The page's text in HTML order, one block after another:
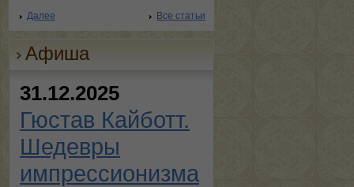
Далее Все статьи
Афиша
31.12.2025
Гюстав Кайботт.
Шедевры
импрессионизма